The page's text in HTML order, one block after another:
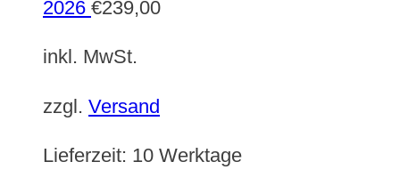
2026 €239,00
inkl. MwSt.
zzgl. Versand
Lieferzeit: 10 Werktage